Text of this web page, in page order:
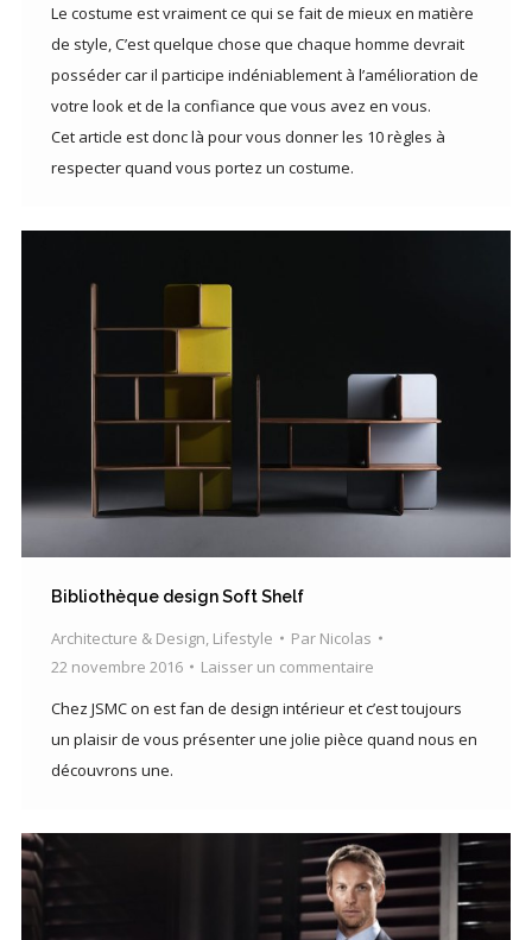
Le costume est vraiment ce qui se fait de mieux en matière
de style, C’est quelque chose que chaque homme devrait
posséder car il participe indéniablement à l’amélioration de
votre look et de la confiance que vous avez en vous.
Cet article est donc là pour vous donner les 10 règles à
respecter quand vous portez un costume.
Bibliothèque design Soft Shelf
Architecture & Design, Lifestyle Par Nicolas
22 novembre 2016
Laisser un commentaire
Chez JSMC on est fan de design intérieur et c’est toujours
un plaisir de vous présenter une jolie pièce quand nous en
découvrons une.